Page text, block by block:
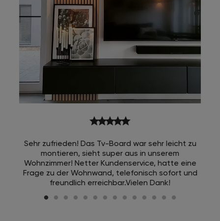
starstarstarstarstar
Sehr zufrieden! Das Tv-Board war sehr leicht zu
montieren, sieht super aus in unserem
Wohnzimmer! Netter Kundenservice, hatte eine
Frage zu der Wohnwand, telefonisch sofort und
freundlich erreichbar.Vielen Dank!